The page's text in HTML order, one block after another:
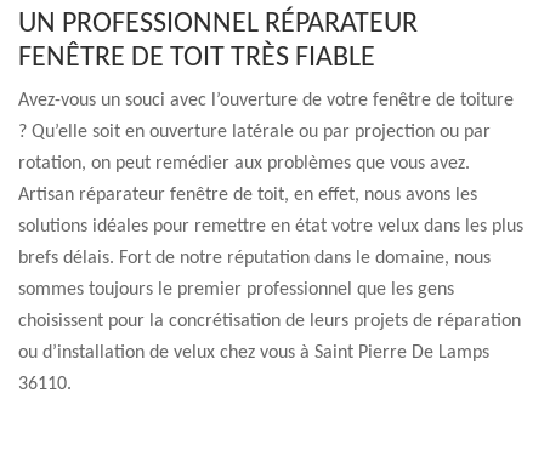
UN PROFESSIONNEL RÉPARATEUR
FENÊTRE DE TOIT TRÈS FIABLE
Avez-vous un souci avec l’ouverture de votre fenêtre de toiture
? Qu’elle soit en ouverture latérale ou par projection ou par
rotation, on peut remédier aux problèmes que vous avez.
Artisan réparateur fenêtre de toit, en effet, nous avons les
solutions idéales pour remettre en état votre velux dans les plus
brefs délais. Fort de notre réputation dans le domaine, nous
sommes toujours le premier professionnel que les gens
choisissent pour la concrétisation de leurs projets de réparation
ou d’installation de velux chez vous à Saint Pierre De Lamps
36110.